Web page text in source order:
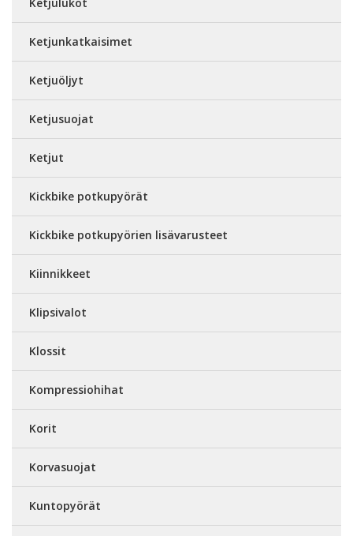
Ketjunkatkaisimet
Ketjuöljyt
Ketjusuojat
Ketjut
Kickbike potkupyörät
Kickbike potkupyörien lisävarusteet
Kiinnikkeet
Klipsivalot
Klossit
Kompressiohihat
Korit
Korvasuojat
Kuntopyörät